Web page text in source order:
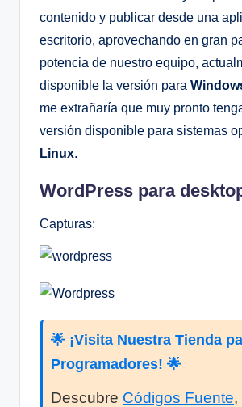
contenido y publicar desde una
escritorio, aprovechando en gran
potencia de nuestro equipo,
disponible la versión para
me extrañaría que muy pronto
versión disponible para sistemas
Linux.
WordPress para
Capturas:
🌟 ¡Visita Nuestra Tienda
Programadores! 🌟
Descubre Códigos Fuente,